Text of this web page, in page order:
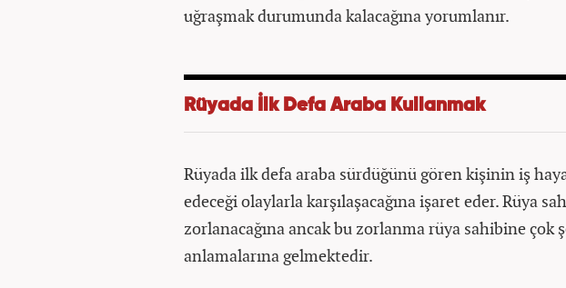
uğraşmak durumunda kalacağına yorumlanır.
Rüyada İlk Defa Araba Kullanmak
Rüyada ilk defa araba sürdüğünü gören kişinin iş
edeceği olaylarla karşılaşacağına işaret eder. Rüya
zorlanacağına ancak bu zorlanma rüya sahibine çok
anlamalarına gelmektedir.